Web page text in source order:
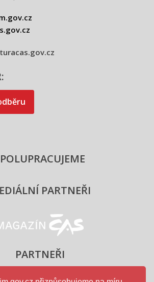
PARTNEŘI
Magazín ČAS - logo
PARTNEŘI